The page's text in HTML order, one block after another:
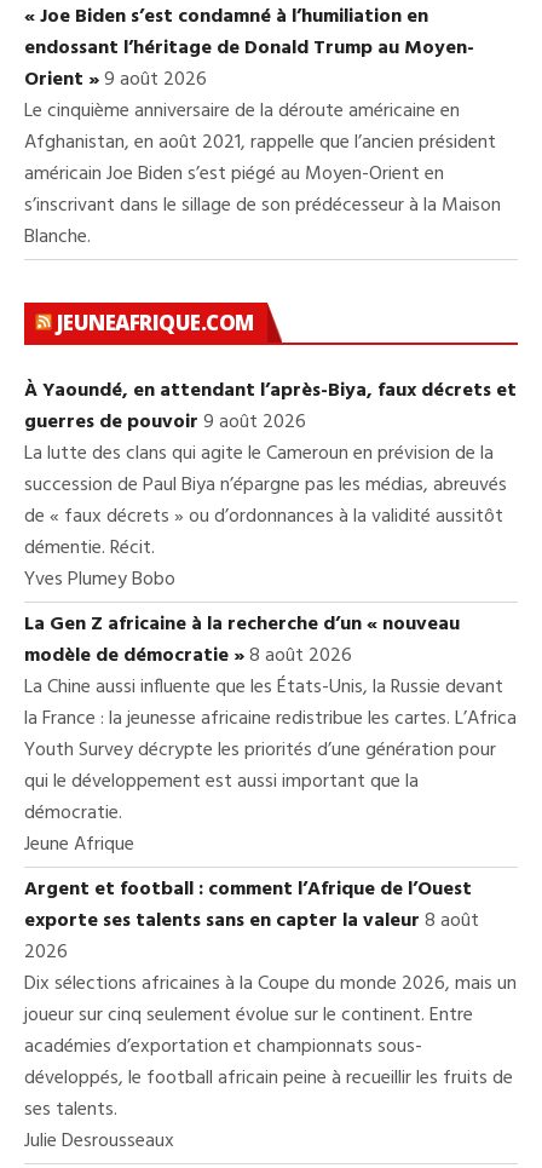
« Joe Biden s’est condamné à l’humiliation en
endossant l’héritage de Donald Trump au Moyen-
Orient »9 août 2026
Le cinquième anniversaire de la déroute américaine en
Afghanistan, en août 2021, rappelle que l’ancien président
américain Joe Biden s’est piégé au Moyen-Orient en
s’inscrivant dans le sillage de son prédécesseur à la Maison
Blanche.
JEUNEAFRIQUE.COM
À Yaoundé, en attendant l’après-Biya, faux décrets et
guerres de pouvoir9 août 2026
La lutte des clans qui agite le Cameroun en prévision de la
succession de Paul Biya n’épargne pas les médias, abreuvés
de « faux décrets » ou d’ordonnances à la validité aussitôt
démentie. Récit.
Yves Plumey Bobo
La Gen Z africaine à la recherche d’un « nouveau
modèle de démocratie »8 août 2026
La Chine aussi influente que les États-Unis, la Russie devant
la France : la jeunesse africaine redistribue les cartes. L’Africa
Youth Survey décrypte les priorités d’une génération pour
qui le développement est aussi important que la
démocratie.
Jeune Afrique
Argent et football : comment l’Afrique de l’Ouest
exporte ses talents sans en capter la valeur8 août
2026
Dix sélections africaines à la Coupe du monde 2026, mais un
joueur sur cinq seulement évolue sur le continent. Entre
académies d’exportation et championnats sous-
développés, le football africain peine à recueillir les fruits de
ses talents.
Julie Desrousseaux